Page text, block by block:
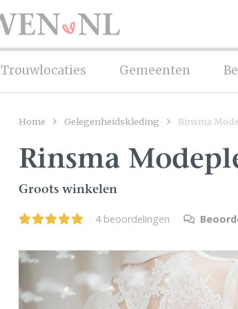
Trouwlocaties Gemeenten
Home Gelegenheidskleding Rinsma
Rinsma
Groots winkelen
4 beoordelingen